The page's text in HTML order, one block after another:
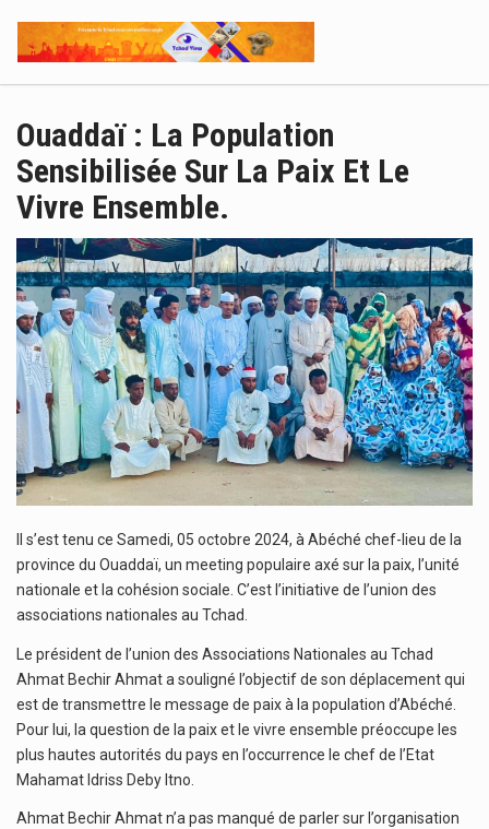
Ouaddaï : La Population
Sensibilisée Sur La Paix Et Le
Vivre Ensemble.
Il s’est tenu ce Samedi, 05 octobre 2024, à Abéché chef-lieu de la
province du Ouaddaï, un meeting populaire axé sur la paix, l’unité
nationale et la cohésion sociale. C’est l’initiative de l’union des
associations nationales au Tchad.
Le président de l’union des Associations Nationales au Tchad
Ahmat Bechir Ahmat a souligné l’objectif de son déplacement qui
est de transmettre le message de paix à la population d’Abéché.
Pour lui, la question de la paix et le vivre ensemble préoccupe les
plus hautes autorités du pays en l’occurrence le chef de l’Etat
Mahamat Idriss Deby Itno.
Ahmat Bechir Ahmat n’a pas manqué de parler sur l’organisation